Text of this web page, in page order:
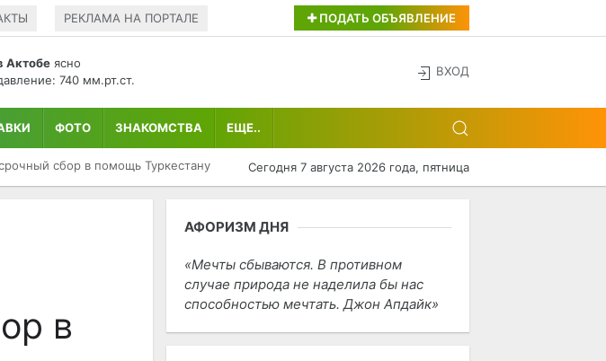
РЕКЛАМА НА ПОРТАЛЕ ПОДАТЬ ОБЪЯВЛЕНИЕ
Актобе ясно
740 мм.рт.ст.
ВХОД
ФОТО ЗНАКОМСТВА ЕЩЕ..
сбор в помощь Туркестану Сегодня 7 августа 2026 года, пятница
в
АФОРИЗМ ДНЯ
Мечты сбываются. В противном
случае природа не наделила бы нас
способностью мечтать. Джон Апдайк